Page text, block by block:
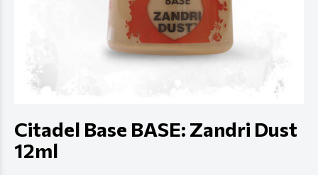
Citadel Base BASE: Zandri Dust
12ml